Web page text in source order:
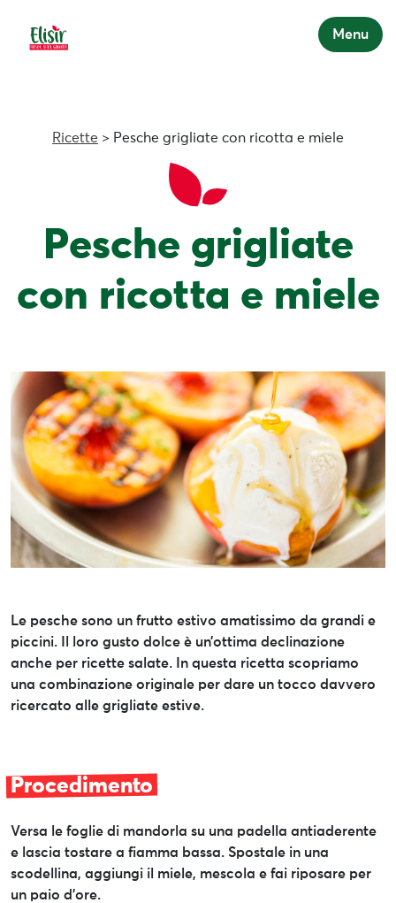
Menu
Ricette > Pesche grigliate con ricotta e miele
Pesche grigliate
con ricotta e miele
Le pesche sono un frutto estivo amatissimo da grandi e
piccini. Il loro gusto dolce è un’ottima declinazione
anche per ricette salate. In questa ricetta scopriamo
una combinazione originale per dare un tocco davvero
ricercato alle grigliate estive.
Procedimento
Versa le foglie di mandorla su una padella antiaderente
e lascia tostare a fiamma bassa. Spostale in una
scodellina, aggiungi il miele, mescola e fai riposare per
un paio d’ore.